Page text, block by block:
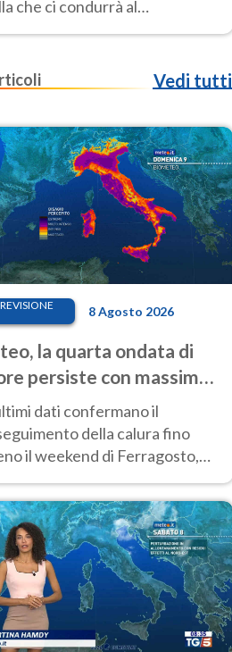
che ci condurrà al
vede ancora
Vedi tutti
8 Agosto 2026
la quarta ondata di
persiste con massime
molto elevate
dati confermano il
della calura fino
il weekend di Ferragosto,
prossima